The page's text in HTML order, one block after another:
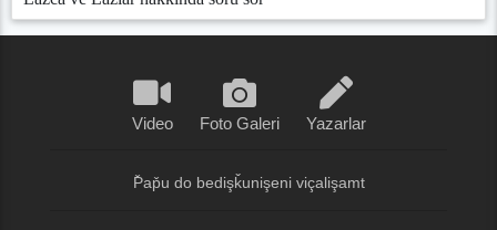
Video Foto Galeri Yazarlar
P̌ap̌u do bedişǩunişeni viçalişamt